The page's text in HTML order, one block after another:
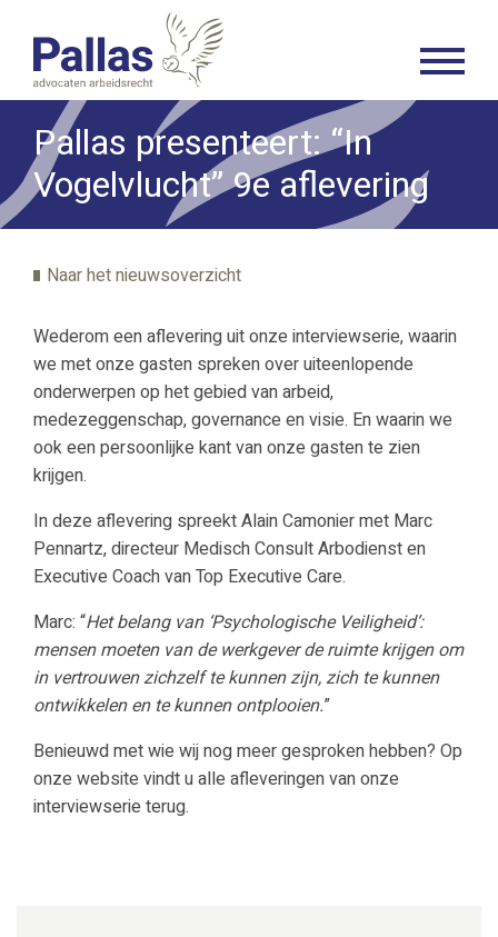
Pallas presenteert: “In
Vogelvlucht” 9e aflevering
Naar het nieuwsoverzicht
Wederom een aflevering uit onze interviewserie, waarin
we met onze gasten spreken over uiteenlopende
onderwerpen op het gebied van arbeid,
medezeggenschap, governance en visie. En waarin we
ook een persoonlijke kant van onze gasten te zien
krijgen.
In deze aflevering spreekt Alain Camonier met Marc
Pennartz, directeur Medisch Consult Arbodienst en
Executive Coach van Top Executive Care.
Marc: “Het belang van ‘Psychologische Veiligheid’:
mensen moeten van de werkgever de ruimte krijgen om
in vertrouwen zichzelf te kunnen zijn, zich te kunnen
ontwikkelen en te kunnen ontplooien.”
Benieuwd met wie wij nog meer gesproken hebben? Op
onze website vindt u alle afleveringen van onze
interviewserie terug.